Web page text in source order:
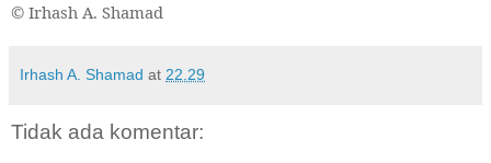
© Irhash A. Shamad
Irhash A. Shamad at 22.29
Tidak ada komentar: